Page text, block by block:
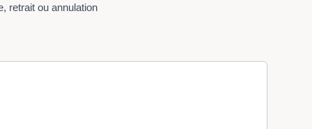
retrait ou annulation